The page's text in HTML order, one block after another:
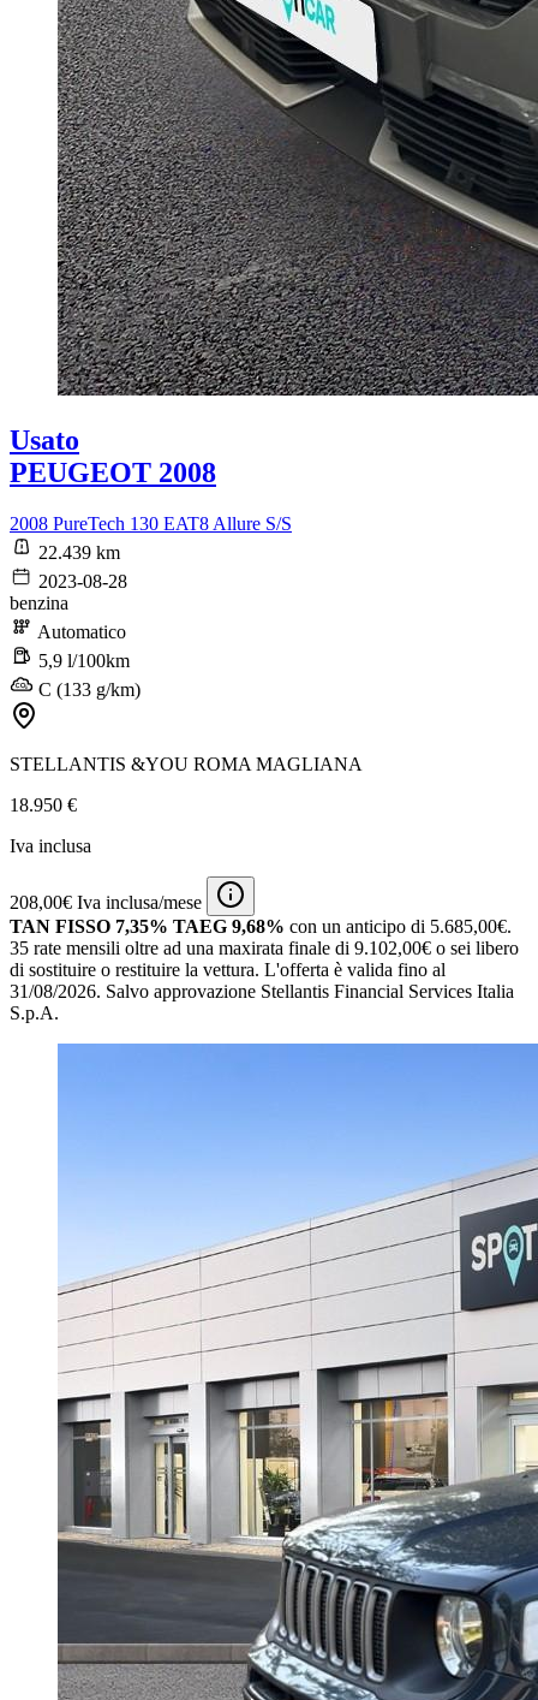
Usato
PEUGEOT 2008
2008 PureTech 130 EAT8 Allure S/S
22.439 km
2023-08-28
benzina
Automatico
5,9 l/100km
C (133 g/km)
STELLANTIS &YOU ROMA MAGLIANA
18.950 €
Iva inclusa
208,00€ Iva inclusa/mese
TAN FISSO 7,35% TAEG 9,68% con un anticipo di 5.685,00€.
35 rate mensili oltre ad una maxirata finale di 9.102,00€ o sei libero
di sostituire o restituire la vettura. L'offerta è valida fino al
31/08/2026. Salvo approvazione Stellantis Financial Services Italia
S.p.A.